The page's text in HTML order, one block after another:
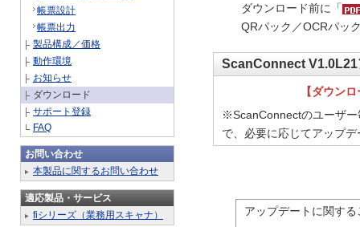
ダウンロード前に「
QRパック／OCRパッ
ScanConnect V1.0L21
【ダウン
※ScanConnectのユーザー
で、必要に応じてアップ
アップデートに関す
帳票設計
帳票出力
製品構成／価格
動作環境
お知らせ
ダウンロード
サポート登録
FAQ
お問い合わせ
本製品に関するお問い合わせ
適応製品・サービス
fiシリーズ（業務用スキャナ）